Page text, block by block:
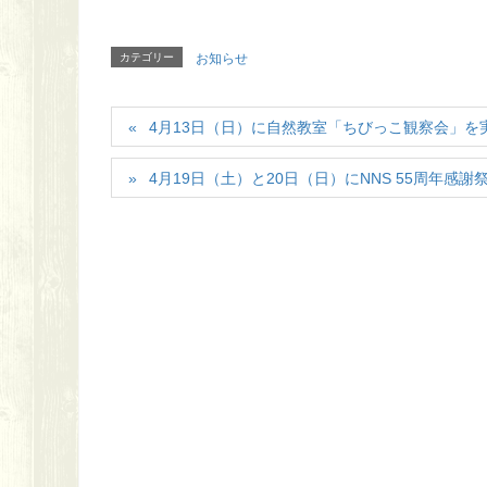
カテゴリー お知らせ
4月13日（日）に自然教室「ちびっこ観察会」を
4月19日（土）と20日（日）にNNS 55周年感謝